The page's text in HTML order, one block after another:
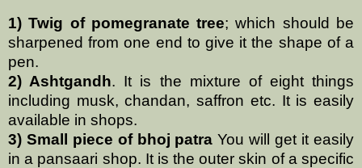
1) Twig of pomegranate tree; which should be
sharpened from one end to give it the shape of a
pen.
2) Ashtgandh. It is the mixture of eight things
including musk, chandan, saffron etc. It is easily
available in shops.
3) Small piece of bhoj patraYou will get it easily
in a pansaari shop. It is the outer skin of a specific